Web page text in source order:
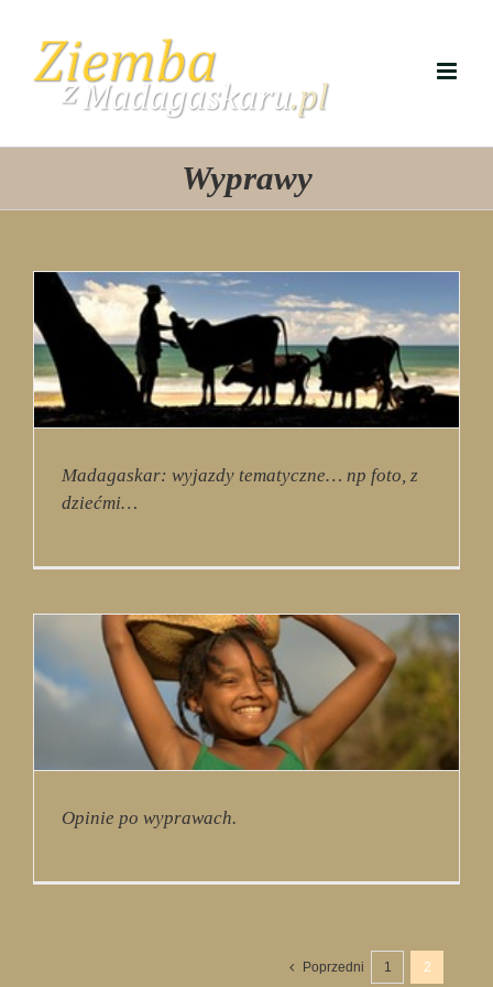
zawartości
Wyprawy
Madagaskar: wyjazdy tematyczne… np foto, z
dziećmi…
Opinie po wyprawach.
Poprzedni 1 2